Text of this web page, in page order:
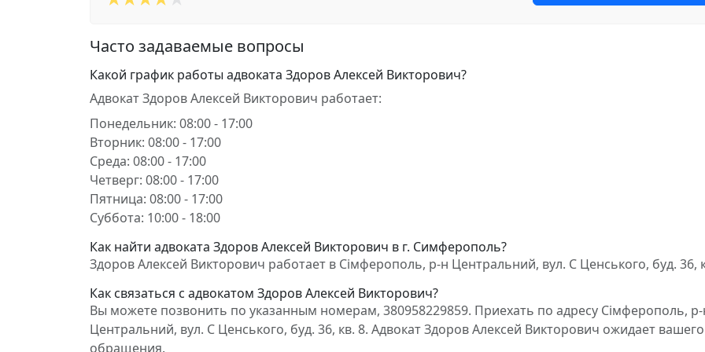
Часто задаваемые вопросы
Какой график работы адвоката Здоров Алексей Викторович?
Адвокат Здоров Алексей Викторович работает:
Понедельник: 08:00 - 17:00
Вторник: 08:00 - 17:00
Среда: 08:00 - 17:00
Четверг: 08:00 - 17:00
Пятница: 08:00 - 17:00
Суббота: 10:00 - 18:00
Как найти адвоката Здоров Алексей Викторович в г. Симферополь?
Здоров Алексей Викторович работает в Сімферополь, р-н Центральний, вул. С Ценського, буд. 36,
Как связаться с адвокатом Здоров Алексей Викторович?
Вы можете позвонить по указанным номерам, 380958229859. Приехать по адресу Сімферополь,
Центральний, вул. С Ценського, буд. 36, кв. 8. Адвокат Здоров Алексей Викторович ожидает вашего
обращения.